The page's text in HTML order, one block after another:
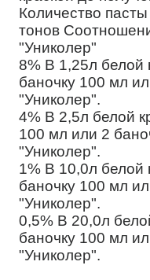
Количество
тонов
"Униколер"
8% В 1,25л белой
баночку 100 мл
"Униколер".
4% В 2,5л белой
100 мл или 2
"Униколер".
1% В 10,0л белой
баночку 100 мл
"Униколер".
0,5% В 20,0л
баночку 100 мл
"Униколер".